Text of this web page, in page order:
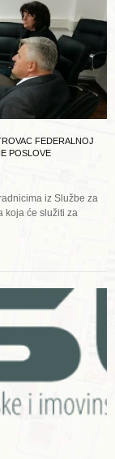
FEDERALNOJ
POSLOVE
iz Službe za
koja će služiti za